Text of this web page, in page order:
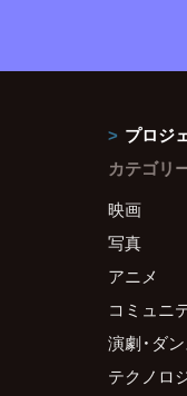
プロジ
カテゴリ
映画
写真
アニメ
コミュニ
演劇・ダ
テクノロ